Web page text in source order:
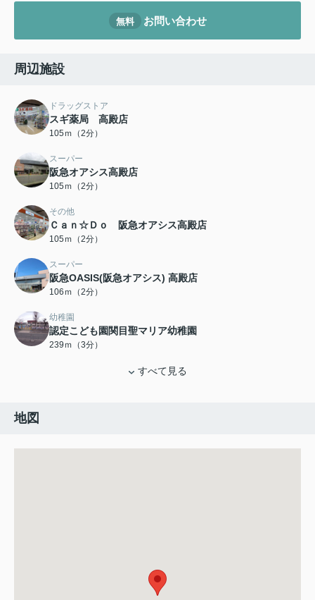
無料 お問い合わせ
周辺施設
ドラッグストア
スギ薬局 高殿店
105ｍ（2分）
スーパー
阪急オアシス高殿店
105ｍ（2分）
その他
Ｃａｎ☆Ｄｏ 阪急オアシス高殿店
105ｍ（2分）
スーパー
阪急OASIS(阪急オアシス) 高殿店
106ｍ（2分）
幼稚園
認定こども園関目聖マリア幼稚園
239ｍ（3分）
すべて見る
地図